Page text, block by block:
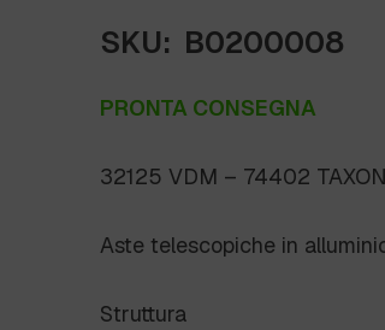
SKU: B0200008
PRONTA CONSEGNA
32125 VDM – 74402
Aste telescopiche in
Struttura